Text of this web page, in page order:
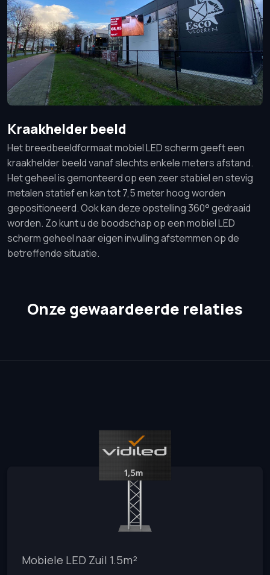
Kraakhelder beeld
Het breedbeeldformaat mobiel LED scherm geeft een
kraakhelder beeld vanaf slechts enkele meters afstand.
Het geheel is gemonteerd op een zeer stabiel en stevig
metalen statief en kan tot 7,5 meter hoog worden
gepositioneerd. Ook kan deze opstelling 360° gedraaid
worden. Zo kunt u de boodschap op een mobiel LED
scherm geheel naar eigen invulling afstemmen op de
betreffende situatie.
Onze gewaardeerde relaties
Mobiele LED Zuil 1.5m²